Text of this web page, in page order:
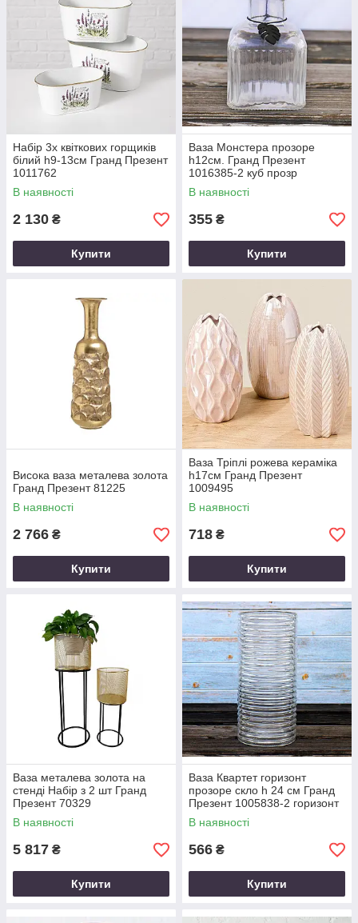
Набір 3х квіткових горщиків
білий h9-13см Гранд Презент
1011762
В наявності
2 130 ₴
Купити
Ваза Монстера прозоре
h12см. Гранд Презент
1016385-2 куб прозр
В наявності
355 ₴
Купити
Висока ваза металева золота
Гранд Презент 81225
В наявності
2 766 ₴
Купити
Ваза Тріплі рожева кераміка
h17см Гранд Презент
1009495
В наявності
718 ₴
Купити
Ваза металева золота на
стенді Набір з 2 шт Гранд
Презент 70329
В наявності
5 817 ₴
Купити
Ваза Квартет горизонт
прозоре скло h 24 см Гранд
Презент 1005838-2 горизонт
В наявності
566 ₴
Купити